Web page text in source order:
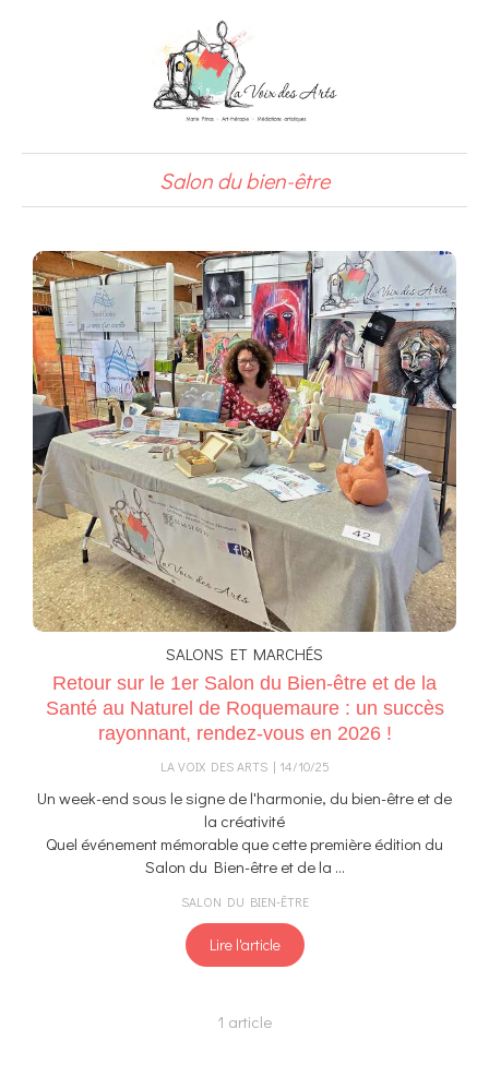
Salon du bien-être
SALONS ET MARCHÉS
Retour sur le 1er Salon du Bien-être et de la
Santé au Naturel de Roquemaure : un succès
rayonnant, rendez-vous en 2026 !
LA VOIX DES ARTS 14/10/25
Un week-end sous le signe de l'harmonie, du bien-être et de
la créativité
Quel événement mémorable que cette première édition du
Salon du Bien-être et de la ...
SALON DU BIEN-ÊTRE
Lire l'article
1 article